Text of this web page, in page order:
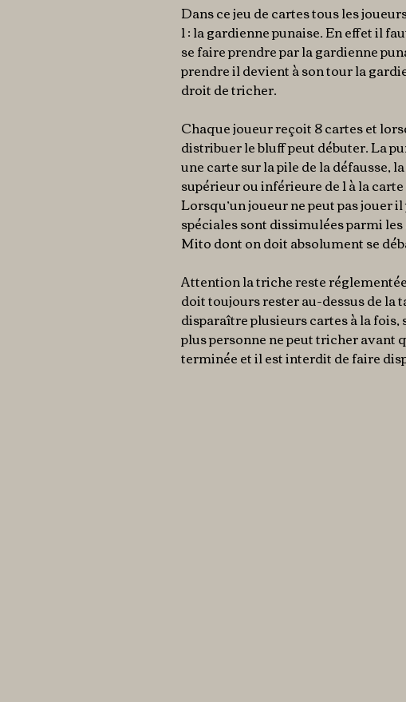
Dans ce jeu de cartes tous les
1 : la gardienne punaise. En effet il
se faire prendre par la gardienne
prendre il devient à son tour la
droit de tricher.
Chaque joueur reçoit 8 cartes et
distribuer le bluff peut débuter. La
une carte sur la pile de la défausse,
supérieur ou inférieure de 1 à la
Lorsqu’un joueur ne peut pas jouer
spéciales sont dissimulées parmi
Mito dont on doit absolument se
Attention la triche reste
doit toujours rester au-dessus de la
disparaître plusieurs cartes à la fois,
plus personne ne peut tricher avant
terminée et il est interdit de faire